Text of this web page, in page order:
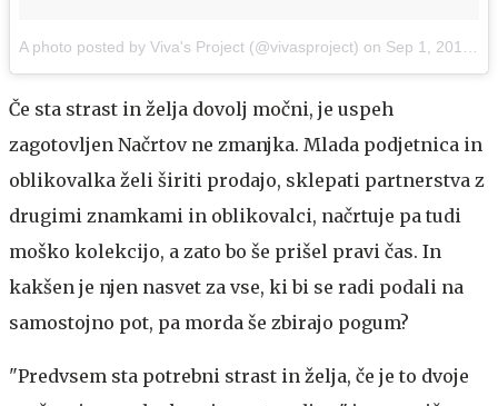
A photo posted by Viva's Project (@vivasproject) on Sep 1, 2015 at 2:38am PDT
Če sta strast in želja dovolj močni, je uspeh
zagotovljen Načrtov ne zmanjka. Mlada podjetnica in
oblikovalka želi širiti prodajo, sklepati partnerstva z
drugimi znamkami in oblikovalci, načrtuje pa tudi
moško kolekcijo, a zato bo še prišel pravi čas. In
kakšen je njen nasvet za vse, ki bi se radi podali na
samostojno pot, pa morda še zbirajo pogum?
"Predvsem sta potrebni strast in želja, če je to dvoje